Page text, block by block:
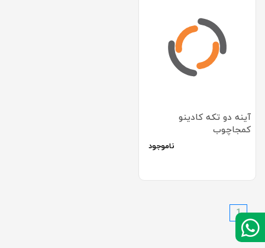
آینه دو تکه کادینو
کمجاچوب
ناموجود
1